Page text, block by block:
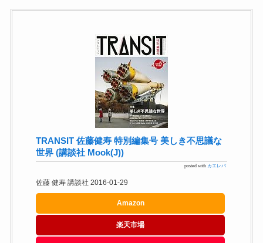
TRANSIT 佐藤健寿 特別編集号 美しき不思議な
世界 (講談社 Mook(J))
posted with カエレバ
佐藤 健寿 講談社 2016-01-29
Amazon
楽天市場